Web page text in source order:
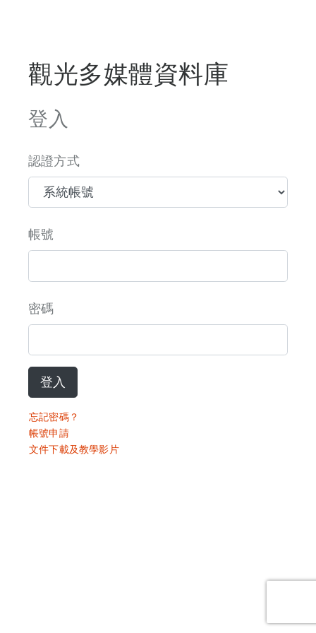
觀光多媒體資料庫
登入
認證方式
帳號
密碼
登入
忘記密碼？
帳號申請
文件下載及教學影片